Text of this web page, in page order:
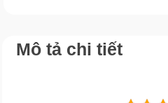
Mô tả chi tiết